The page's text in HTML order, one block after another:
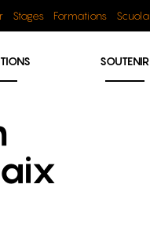
Stages Formations Scuola
SOUTENIR